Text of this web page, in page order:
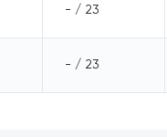
- / 23
- / 23